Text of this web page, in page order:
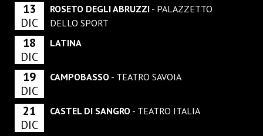
13
DIC
ROSETO DEGLI ABRUZZI - PALAZZETTO
DELLO SPORT
18
DIC
LATINA
19
DIC
CAMPOBASSO - TEATRO SAVOIA
21
DIC
CASTEL DI SANGRO - TEATRO ITALIA